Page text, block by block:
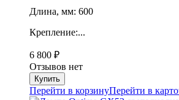
Длина, мм: 600
Крепление:...
6 800 ₽
Отзывов нет
Перейти в корзинуПерейти в